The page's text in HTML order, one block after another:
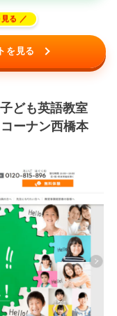
を見る
ども英語教室
ーナン西橋本